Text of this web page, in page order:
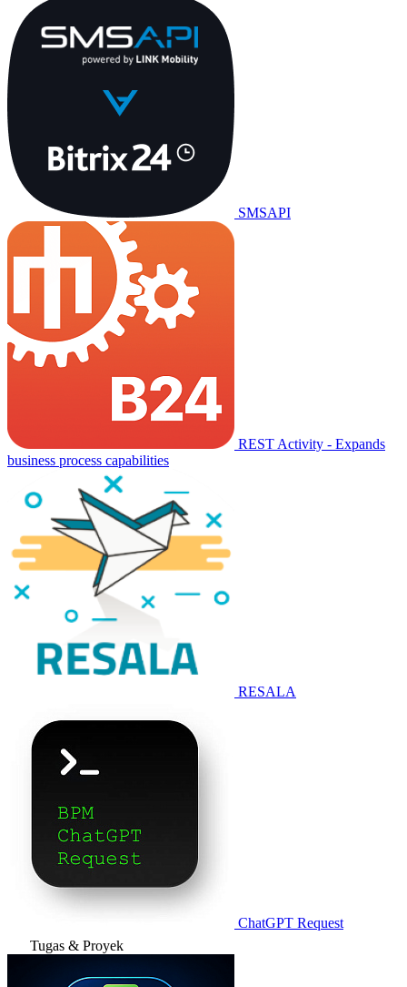
SMSAPI
REST Activity - Expands
business process capabilities
RESALA
ChatGPT Request
Tugas & Proyek